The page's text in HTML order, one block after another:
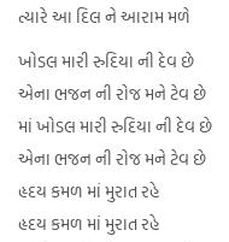
ત્યારે આ દિલ ને આરામ મળે
ખોડલ મારી રુદિયા ની દેવ છે
એના ભજન ની રોજ મને ટેવ છે
માં ખોડલ મારી રુદિયા ની દેવ છે
એના ભજન ની રોજ મને ટેવ છે
હૃદય કમળ માં મુરાત રહે
હૃદય કમળ માં મુરાત રહે